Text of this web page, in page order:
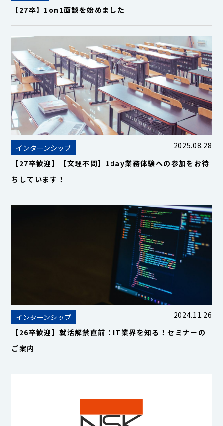
【27卒】1on1面談を始めました
インターンシップ
2025.08.28
【27卒歓迎】【文理不問】1day業務体験への参加をお待
ちしています！
インターンシップ
2024.11.26
【26卒歓迎】就活解禁直前：IT業界を知る！セミナーの
ご案内